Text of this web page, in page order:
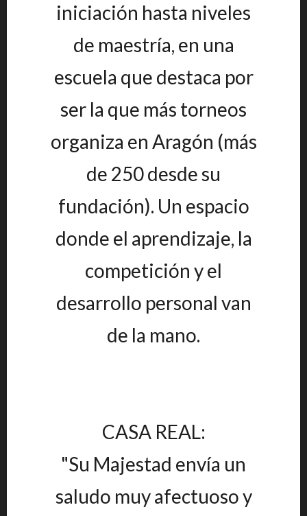
iniciación hasta niveles
de maestría, en una
escuela que destaca por
ser la que más torneos
organiza en Aragón (más
de 250 desde su
fundación). Un espacio
donde el aprendizaje, la
competición y el
desarrollo personal van
de la mano.
CASA REAL:
"Su Majestad envía un
saludo muy afectuoso y